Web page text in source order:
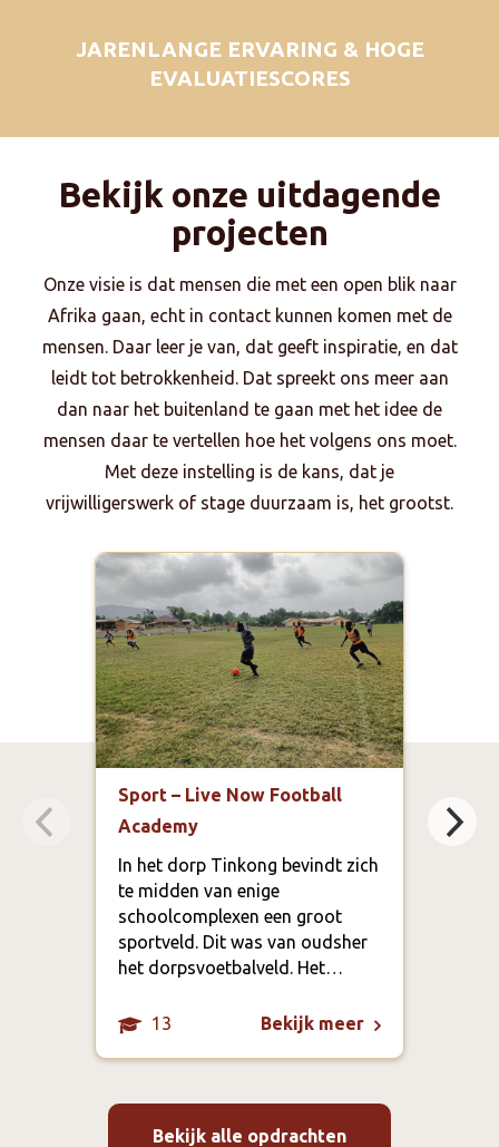
JARENLANGE ERVARING & HOGE
EVALUATIESCORES
Bekijk onze uitdagende
projecten
Onze visie is dat mensen die met een open blik naar
Afrika gaan, echt in contact kunnen komen met de
mensen. Daar leer je van, dat geeft inspiratie, en dat
leidt tot betrokkenheid. Dat spreekt ons meer aan
dan naar het buitenland te gaan met het idee de
mensen daar te vertellen hoe het volgens ons moet.
Met deze instelling is de kans, dat je
vrijwilligerswerk of stage duurzaam is, het grootst.
Sport – Live Now Football
Academy
In het dorp Tinkong bevindt zich
te midden van enige
schoolcomplexen een groot
sportveld. Dit was van oudsher
het dorpsvoetbalveld. Het…
13 Bekijk meer
Bekijk alle opdrachten